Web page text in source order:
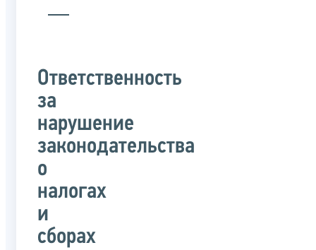
Ответственность
за
нарушение
законодательства
о
налогах
и
сборах